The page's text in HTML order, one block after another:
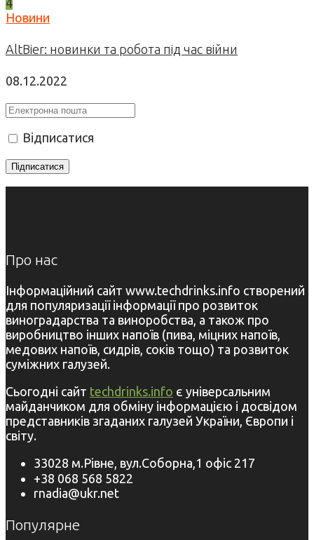
Новини
AltBier: новинки та робота під час війни
08.12.2022
Відписатися
Про нас
Інформаційний сайт www.techdrinks.info створений
для популяризації інформації про розвиток
виноградарства та виноробства, а також про
виробництво інших напоїв (пива, міцних напоїв,
медових напоїв, сидрів, соків тощо) та розвиток
суміжних галузей.
Сьогодні сайт techdrinks.info є універсальним
майданчиком для обміну інформацією і досвідом
представників згаданих галузей України, Європи і
світу.
33028 м.Рівне, вул.Соборна,1 офіс 217
+38 068 568 5822
rnadia@ukr.net
Популярне